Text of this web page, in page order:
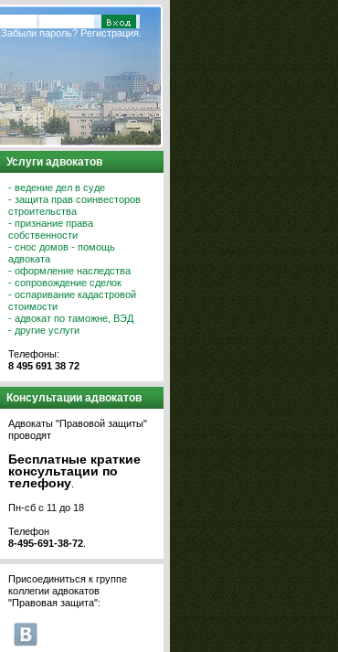
Забыли пароль? Регистрация.
Услуги адвокатов
- ведение дел в суде
- защита прав соинвесторов
строительства
- признание права
собственности
- снос домов - помощь
адвоката
- оформление наследства
- сопровождение сделок
- оспаривание кадастровой
стоимости
- адвокат по таможне, ВЭД
- другие услуги
Телефоны:
8 495 691 38 72
Консультации адвокатов
Адвокаты "Правовой защиты"
проводят
Бесплатные краткие
консультации по
телефону
Пн-сб с 11 до 18
Телефон
8-495-691-38-72
Присоединиться к группе
коллегии адвокатов
"Правовая защита":